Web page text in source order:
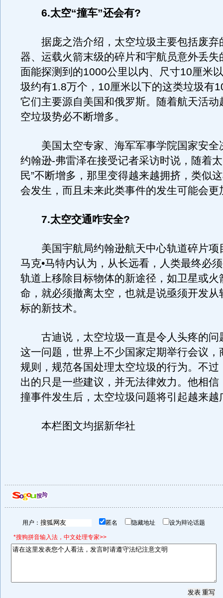
6.太空“撞车”还会有?
据庞之浩介绍，太空垃圾主要包括废弃
器、运载火箭末级的碎片和宇航员意外丢失
面能探测到的1000公里以内、尺寸10厘米
圾约有1.8万个，10厘米以下的这类垃圾有
它们主要源自美国和俄罗斯。随着航天活动
空垃圾势必不断增多。
美国太空专家、海军军事学院国家安全
约翰逊-弗雷泽在接受记者采访时说，随着
民”不断增多，那里变得越来越拥挤，类似
会发生，而且未来此类事件的发生可能会更
7.太空交通咋安全?
美国宇航局约翰逊航天中心轨道碎片项
马克•马特内认为，从长远看，人类最终必
轨道上移除目标物体的新途径，如卫星或火
命，就必须撤离太空，也就是说亟须开发从
标的新技术。
古迪说，太空垃圾一直是令人头疼的问
这一问题，世界上不少国家定期举行会议，
规则，规范各国处理太空垃圾的行为。不过
出的只是一些建议，并无法律效力。他相信
撞事件发生后，太空垃圾问题将引起越来越
本栏图文均据新华社
用户： 匿名 隐藏地址 设为辩论话题
*搜狗拼音输入法，中文处理专家>>